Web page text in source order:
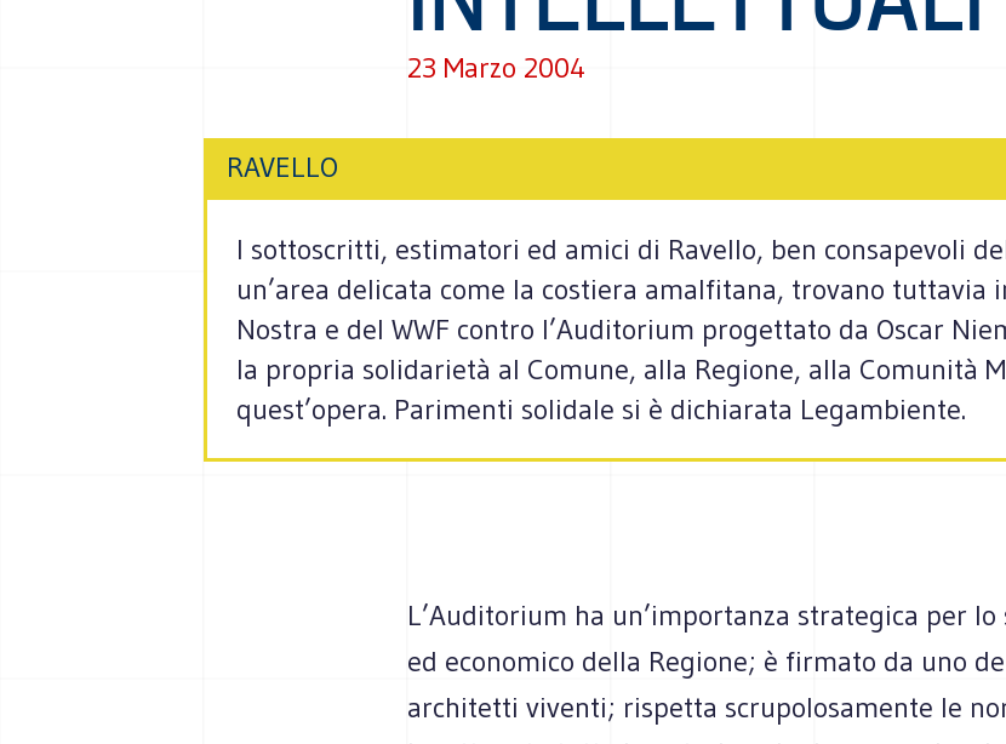
23 Marzo 2004
RAVELLO
I sottoscritti, estimatori ed amici di Ravello, ben consapevoli
un’area delicata come la costiera amalfitana, trovano tuttavia
Nostra e del WWF contro l’Auditorium progettato da Oscar
la propria solidarietà al Comune, alla Regione, alla Comunità
quest’opera. Parimenti solidale si è dichiarata Legambiente.
L’Auditorium ha un’importanza strategica per
ed economico della Regione; è firmato da uno
architetti viventi; rispetta scrupolosamente le